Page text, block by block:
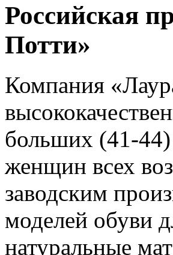
Российская
Потти»
Компания
больших (41-
женщин всех
заводским
моделей обуви
натуральные